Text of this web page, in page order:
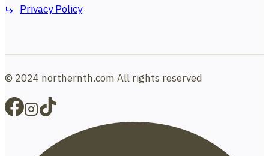
Privacy Policy
© 2024 northernth.com All rights reserved